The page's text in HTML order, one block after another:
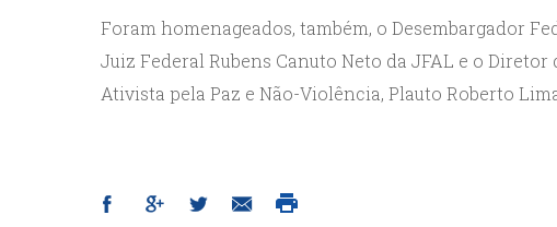
Foram homenageados, também, o Desembargador
Juiz Federal Rubens Canuto Neto da JFAL e o
Ativista pela Paz e Não-Violência, Plauto Roberto